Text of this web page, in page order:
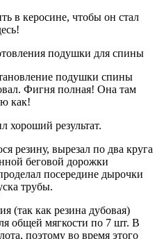
в керосине, чтобы он стал
подушки для спины
подушки спины
Фигня полная! Она там
как!
хороший результат.
резину, вырезал по два круга
беговой дорожки
посередине дырочки
трубы.
(так как резина дубовая)
общей мягкости по 7 шт. В
поэтому во время этого